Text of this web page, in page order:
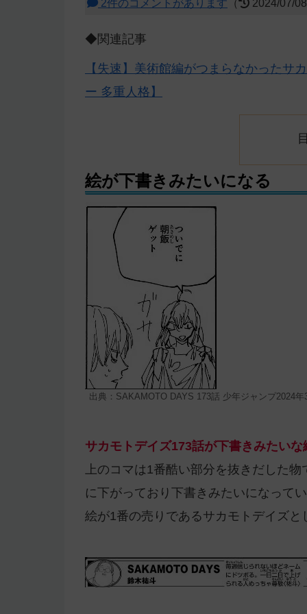
2件のコメントがあります （ 2024/07/
◆関連記事
【失速】美術館編がつまらなかったサ
ー 多重人格】
絵が下書きみたいになる
出典：SAKAMOTO DAYS 173話 少年ジャンプ2024年
サカモトデイズ173話が下書きみたい
上のコマは1番酷い部分を抜きだした
に下がっており下書きみたいになって
絵が1番の売りであるサカモトデイズと